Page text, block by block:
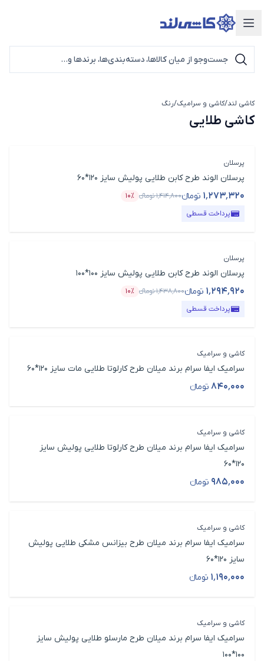
دسته‌بندی محصولات
کاشی لند/کاشی و سرامیک/رنگ
کاشی طلایی
پرسلان
پرسلان الوند طرح کابن طلایی پولیش سایز 120*60
۱٬۲۷۳٬۳۲۰ تومانء۱٬۴۱۴٬۸۰۰تومانء
قیمت محصول
۱۰٪
درصد تخفیف
پرداخت قسطی
پرسلان
پرسلان الوند طرح کابن طلایی پولیش سایز 100*100
۱٬۲۹۴٬۹۲۰ تومانء۱٬۴۳۸٬۸۰۰تومانء
قیمت محصول
۱۰٪
درصد تخفیف
پرداخت قسطی
کاشی و سرامیک
سرامیک ایفا سرام برند میلان طرح کارلوتا طلایی مات سایز 120*60
۸۴۰٬۰۰۰ تومانء
قیمت محصول
کاشی و سرامیک
سرامیک ایفا سرام برند میلان طرح کارلوتا طلایی پولیش سایز
120*60
۹۸۵٬۰۰۰ تومانء
قیمت محصول
کاشی و سرامیک
سرامیک ایفا سرام برند میلان طرح بیزانس مشکی طلایی پولیش
سایز 120*60
۱٬۱۹۰٬۰۰۰ تومانء
قیمت محصول
کاشی و سرامیک
سرامیک ایفا سرام برند میلان طرح مارسلو طلایی پولیش سایز
100*100